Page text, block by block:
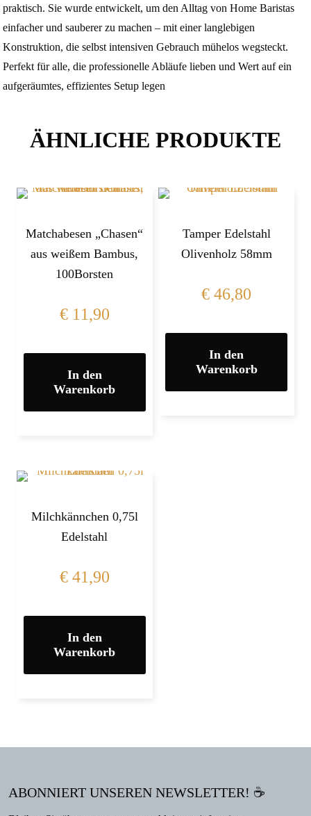
praktisch. Sie wurde entwickelt, um den Alltag von Home Baristas
einfacher und sauberer zu machen – mit einer langlebigen
Konstruktion, die selbst intensiven Gebrauch mühelos wegsteckt.
Perfekt für alle, die professionelle Abläufe lieben und Wert auf ein
aufgeräumtes, effizientes Setup legen
ÄHNLICHE PRODUKTE
Matchabesen „Chasen“
aus weißem Bambus,
100Borsten
€11,90
In den
Warenkorb
Tamper Edelstahl
Olivenholz 58mm
€ 46,80
In den
Warenkorb
Milchkännchen 0,75l
Edelstahl
€41,90
In den
Warenkorb
ABONNIERT UNSEREN NEWSLETTER! ☕